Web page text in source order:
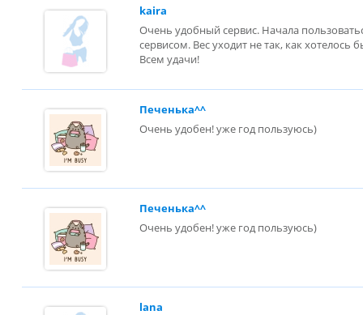
kaira
Очень удобный сервис. Начала
сервисом. Вес уходит не так, как хотелось
Всем удачи!
Печенька^^
Очень удобен! уже год пользуюсь)
Печенька^^
Очень удобен! уже год пользуюсь)
lana